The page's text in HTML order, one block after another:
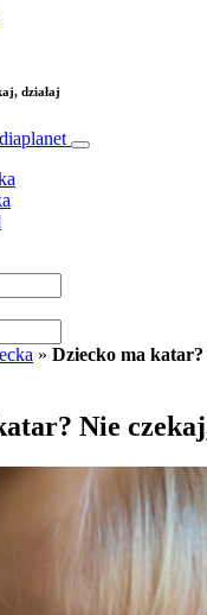
działaj
» Dziecko ma katar?
Nie